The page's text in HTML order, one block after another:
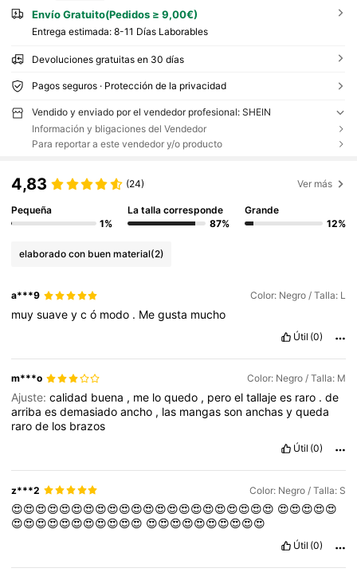
Envío Gratuito(Pedidos ≥ 9,00€)
Entrega estimada: 8-11 Días Laborables
Devoluciones gratuitas en 30 días
Pagos seguros · Protección de la privacidad
Vendido y enviado por el vendedor profesional: SHEIN
Información y bligaciones del Vendedor
Para reportar a este vendedor y/o producto
4,83 (24) Ver más
Pequeña
1%
La talla corresponde
87%
Grande
12%
elaborado con buen material(2)
a***9 Color: Negro / Talla: L
muysuaveycó modo . Megusta mucho
Útil (0)
m***o Color: Negro / Talla: M
Ajuste:calidad buena , me loquedo , peroeltallajees raro .de
arribaesdemasiadoancho , las mangassonanchasyqueda
rarode los brazos
Útil (0)
z***2 Color: Negro / Talla: S
😍😍😍😍😍😍😍😍😍😍😍😍😍😍😍😍😍😍😍😍😍😍 😍😍😍😍😍
😍😍😍😍😍😍😍😍😍😍😍 😍😍😍😍😍😍😍😍😍😍
Útil (0)